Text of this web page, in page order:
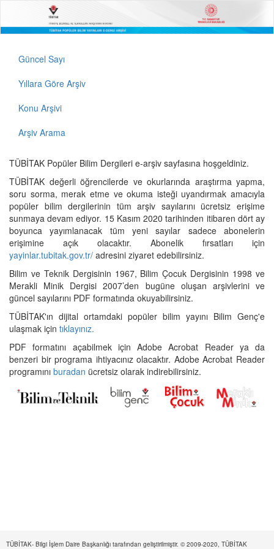
Güncel Sayı
Yıllara Göre Arşiv
Konu Arşivi
Arşiv Arama
TÜBİTAK Popüler Bilim Dergileri e-arşiv sayfasına hoşgeldiniz.
TÜBİTAK değerli öğrencilerde ve okurlarında araştırma yapma,
soru sorma, merak etme ve okuma isteği uyandırmak amacıyla
popüler bilim dergilerinin tüm arşiv sayılarını ücretsiz erişime
sunmaya devam ediyor. 15 Kasım 2020 tarihinden itibaren dört ay
boyunca yayımlanacak tüm yeni sayılar sadece abonelerin
erişimine açık olacaktır. Abonelik fırsatları için
yayinlar.tubitak.gov.tr/ adresini ziyaret edebilirsiniz.
Bilim ve Teknik Dergisinin 1967, Bilim Çocuk Dergisinin 1998 ve
Merakli Minik Dergisi 2007’den bugüne oluşan arşivlerini ve
güncel sayılarını PDF formatında okuyabilirsiniz.
TÜBİTAK'ın dijital ortamdaki popüler bilim yayını Bilim Genç'e
ulaşmak için tıklayınız.
PDF formatını açabilmek için Adobe Acrobat Reader ya da
benzeri bir programa ihtiyacınız olacaktır. Adobe Acrobat Reader
programını buradan ücretsiz olarak indirebilirsiniz.
TÜBİTAK- Bilgi İşlem Daire Başkanlığı tarafından geliştirilmiştir. © 2009-2020, TÜBİTAK